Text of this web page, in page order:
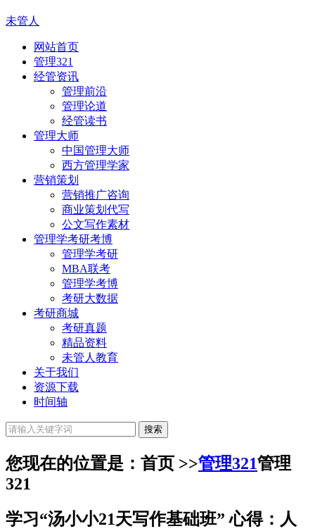
未管人
网站首页
管理321
经管资讯
管理前沿
管理论道
经管读书
管理大师
中国管理大师
西方管理学家
营销策划
营销推广咨询
商业策划代写
公文写作素材
管理学考研考博
管理学考研
MBA联考
管理学考博
考研大数据
考研商城
考研真题
精品资料
未管人教育
关于我们
资源下载
时间轴
您现在的位置是：首页 >>管理321管理
321
学习“汤小小21天写作基础班” 心得：人